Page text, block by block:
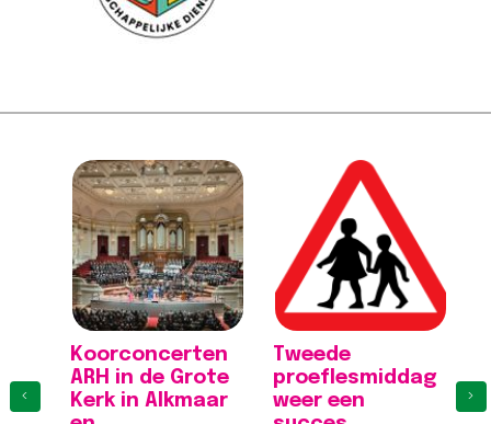
Koorconcerten
ARH in de Grote
Kerk in Alkmaar
Tweede
proeflesmiddag
weer een
‹ ›